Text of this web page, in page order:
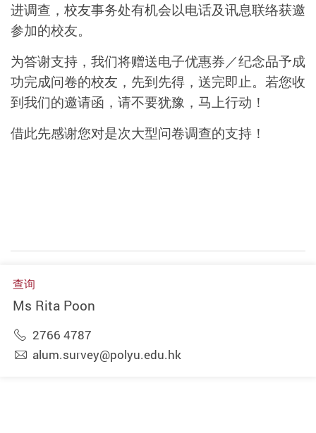
进调查，校友事务处有机会以电话及讯息联络获邀
参加的校友。
为答谢支持，我们将赠送电子优惠券／纪念品予成
功完成问卷的校友，先到先得，送完即止。若您收
到我们的邀请函，请不要犹豫，马上行动！
借此先感谢您对是次大型问卷调查的支持！
查询
Ms Rita Poon
2766 4787
alum.survey@polyu.edu.hk